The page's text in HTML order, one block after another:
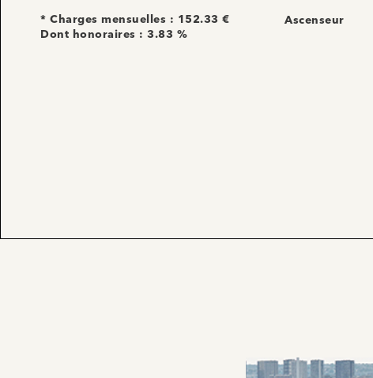
* Charges mensuelles : 152.33 €
Dont honoraires : 3.83 %
Ascenseur